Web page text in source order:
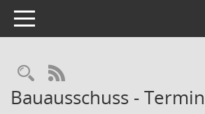
Toggle navigation
Rechercheauswahl
RSS-Feed
Bauausschuss -